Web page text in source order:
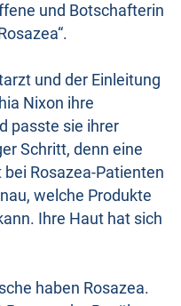
und Botschafterin
und der Einleitung
Nixon ihre
passte sie ihrer
Schritt, denn eine
Rosazea-Patienten
welche Produkte
Ihre Haut hat sich
haben Rosazea.